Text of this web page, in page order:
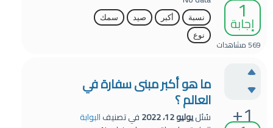
1
إجابة
569مشاهدات
نسبة أكبر صيد
سمك
نوع
+1
ما هو أكبر مبنى سفارة في
العالم ؟
سُئليوليو 12، 2022 في تصنيفالبوابة